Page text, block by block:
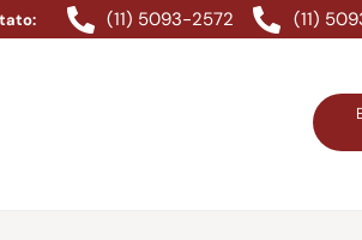
(11) 5093-2572 (11)